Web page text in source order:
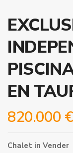
EN
820.000 €
Chalet in Vender